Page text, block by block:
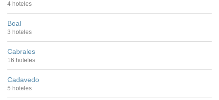
4 hoteles
Boal
3 hoteles
Cabrales
16 hoteles
Cadavedo
5 hoteles